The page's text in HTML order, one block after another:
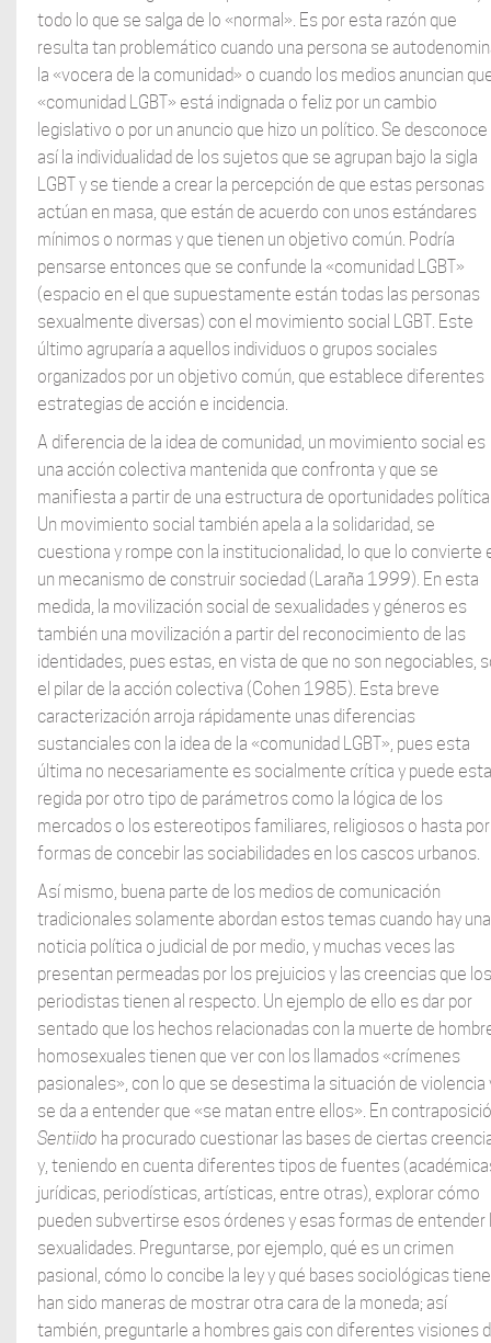
todo lo que se salga de lo «normal». Es por esta razón que
resulta tan problemático cuando una persona se
la «vocera de la comunidad» o cuando los medios anuncian
«comunidad LGBT» está indignada o feliz por un cambio
legislativo o por un anuncio que hizo un político. Se desconoce
así la individualidad de los sujetos que se agrupan bajo la sigla
LGBT y se tiende a crear la percepción de que estas personas
actúan en masa, que están de acuerdo con unos estándares
mínimos o normas y que tienen un objetivo común. Podría
pensarse entonces que se confunde la «comunidad LGBT»
(espacio en el que supuestamente están todas las personas
sexualmente diversas) con el movimiento social LGBT. Este
último agruparía a aquellos individuos o grupos sociales
organizados por un objetivo común, que establece diferentes
estrategias de acción e incidencia.
A diferencia de la idea de comunidad, un movimiento social es
una acción colectiva mantenida que confronta y que se
manifiesta a partir de una estructura de oportunidades
Un movimiento social también apela a la solidaridad, se
cuestiona y rompe con la institucionalidad, lo que lo convierte
un mecanismo de construir sociedad (Laraña 1999). En esta
medida, la movilización social de sexualidades y géneros es
también una movilización a partir del reconocimiento de las
identidades, pues estas, en vista de que no son negociables,
el pilar de la acción colectiva (Cohen 1985). Esta breve
caracterización arroja rápidamente unas diferencias
sustanciales con la idea de la «comunidad LGBT», pues esta
última no necesariamente es socialmente crítica y puede
regida por otro tipo de parámetros como la lógica de los
mercados o los estereotipos familiares, religiosos o hasta por
formas de concebir las sociabilidades en los cascos urbanos.
Así mismo, buena parte de los medios de comunicación
tradicionales solamente abordan estos temas cuando hay una
noticia política o judicial de por medio, y muchas veces las
presentan permeadas por los prejuicios y las creencias que los
periodistas tienen al respecto. Un ejemplo de ello es dar por
sentado que los hechos relacionadas con la muerte de
homosexuales tienen que ver con los llamados «crímenes
pasionales», con lo que se desestima la situación de violencia
se da a entender que «se matan entre ellos». En
Sentiido ha procurado cuestionar las bases de ciertas
y, teniendo en cuenta diferentes tipos de fuentes
jurídicas, periodísticas, artísticas, entre otras), explorar cómo
pueden subvertirse esos órdenes y esas formas de entender
sexualidades. Preguntarse, por ejemplo, qué es un crimen
pasional, cómo lo concibe la ley y qué bases sociológicas tiene
han sido maneras de mostrar otra cara de la moneda; así
también, preguntarle a hombres gais con diferentes visiones